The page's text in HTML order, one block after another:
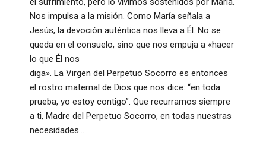
Nos impulsa a la misión. Como María señala a
Jesús, la devoción auténtica nos lleva a Él. No se
queda en el consuelo, sino que nos empuja a «hacer
lo que Él nos
diga». La Virgen del Perpetuo Socorro es entonces
el rostro maternal de Dios que nos dice: “en toda
prueba, yo estoy contigo”. Que recurramos siempre
a ti, Madre del Perpetuo Socorro, en todas nuestras
necesidades…